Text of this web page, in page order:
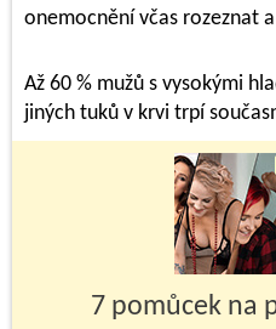
onemocnění včas rozeznat
Až 60 % mužů s vysokými
jiných tuků v krvi trpí
7 pomůcek na